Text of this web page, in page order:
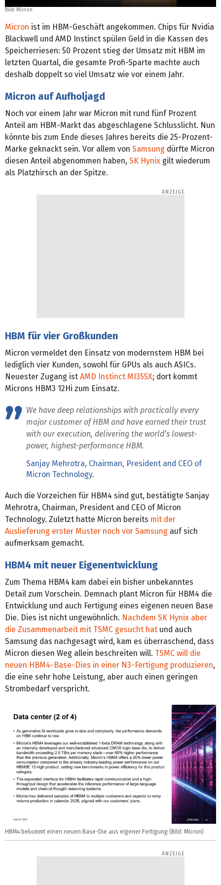
Bild: Micron
Micron ist im HBM-Geschäft angekommen. Chips für Nvidia
Blackwell und AMD Instinct spülen Geld in die Kassen des
Speicherriesen: 50 Prozent stieg der Umsatz mit HBM im
letzten Quartal, die gesamte Profi-Sparte machte auch
deshalb doppelt so viel Umsatz wie vor einem Jahr.
Micron auf Aufholjagd
Noch vor einem Jahr war Micron mit rund fünf Prozent
Anteil am HBM-Markt das abgeschlagene Schlusslicht. Nun
könnte bis zum Ende dieses Jahres bereits die 25-Prozent-
Marke geknackt sein. Vor allem von Samsung dürfte Micron
diesen Anteil abgenommen haben, SK Hynix gilt wiederum
als Platzhirsch an der Spitze.
HBM für vier Großkunden
Micron vermeldet den Einsatz von modernstem HBM bei
lediglich vier Kunden, sowohl für GPUs als auch ASICs.
Neuester Zugang ist AMD Instinct MI355X; dort kommt
Microns HBM3 12Hi zum Einsatz.
We have deep relationships with practically every
major customer of HBM and have earned their trust
with our execution, delivering the world’s lowest-
power, highest-performance HBM.
Sanjay Mehrotra, Chairman, President and CEO of
Micron Technology.
Auch die Vorzeichen für HBM4 sind gut, bestätigte Sanjay
Mehrotra, Chairman, President and CEO of Micron
Technology. Zuletzt hatte Micron bereits mit der
Auslieferung erster Muster noch vor Samsung auf sich
aufmerksam gemacht.
HBM4 mit neuer Eigenentwicklung
Zum Thema HBM4 kam dabei ein bisher unbekanntes
Detail zum Vorschein. Demnach plant Micron für HBM4 die
Entwicklung und auch Fertigung eines eigenen neuen Base
Die. Dies ist nicht ungewöhnlich. Nachdem SK Hynix aber
die Zusammenarbeit mit TSMC gesucht hat und auch
Samsung das nachgesagt wird, kam es überraschend, dass
Micron diesen Weg allein beschreiten will. TSMC will die
neuen HBM4-Base-Dies in einer N3-Fertigung produzieren,
die eine sehr hohe Leistung, aber auch einen geringen
Strombedarf verspricht.
HBM4 bekommt einen neuen Base-Die aus eigener Fertigung (Bild: Micron)